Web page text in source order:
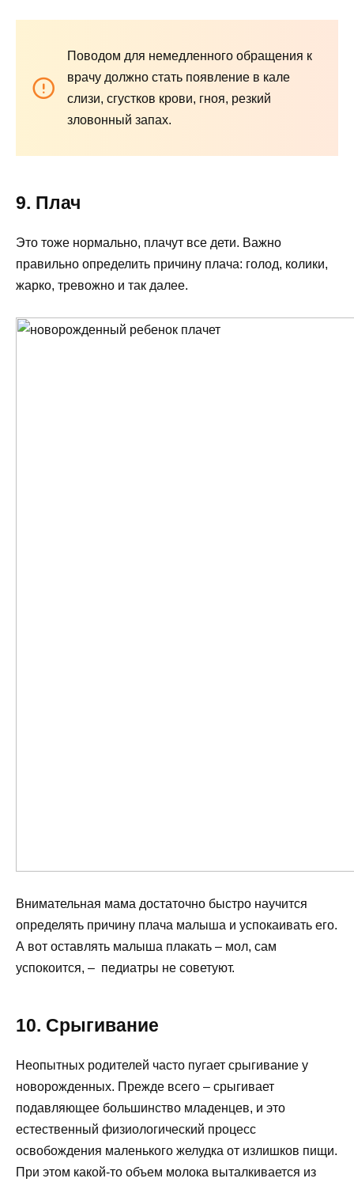
Поводом для немедленного обращения к
врачу должно стать появление в кале
слизи, сгустков крови, гноя, резкий
зловонный запах.
9. Плач
Это тоже нормально, плачут все дети. Важно
правильно определить причину плача: голод, колики,
жарко, тревожно и так далее.
Внимательная мама достаточно быстро научится
определять причину плача малыша и успокаивать его.
А вот оставлять малыша плакать – мол, сам
успокоится, – педиатры не советуют.
10. Срыгивание
Неопытных родителей часто пугает срыгивание у
новорожденных. Прежде всего – срыгивает
подавляющее большинство младенцев, и это
естественный физиологический процесс
освобождения маленького желудка от излишков пищи.
При этом какой-то объем молока выталкивается из